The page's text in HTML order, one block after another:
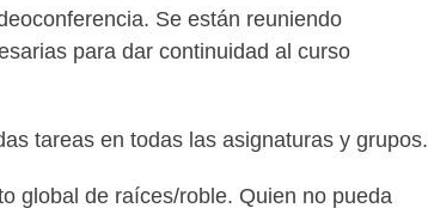
Se están reuniendo
para dar continuidad al curso
tareas en todas las asignaturas y grupos.
global de raíces/roble. Quien no pueda